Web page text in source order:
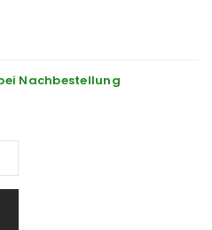
Nachbestellung